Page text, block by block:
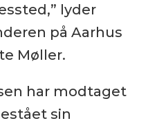
lyder
på Aarhus
Møller.
har modtaget
sin